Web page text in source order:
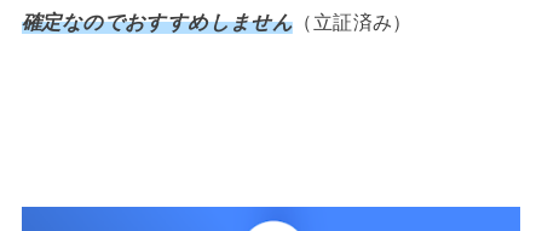
確定なのでおすすめしません （立証済み）